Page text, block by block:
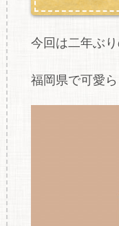
今回は二年ぶ
福岡県で可愛